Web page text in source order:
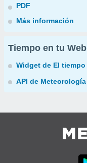
PDF
Más información
Tiempo en tu Web
Widget de El tiempo
API de Meteorología